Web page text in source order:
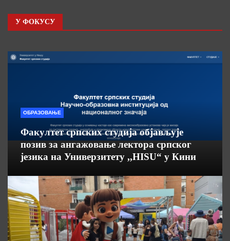
У ФОКУСУ
ОБРАЗОВАЊЕ
Факултет српских студија објављује
позив за ангажовање лектора српског
језика на Универзитету ,,HISU“ у Кини